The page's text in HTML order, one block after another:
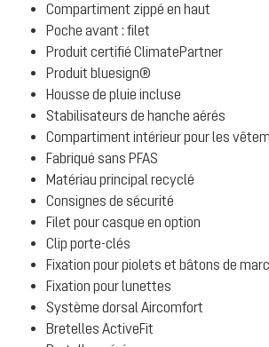
Compartiment zippé en haut
Poche avant : filet
Produit certifié ClimatePartner
Produit bluesign®
Housse de pluie incluse
Stabilisateurs de hanche aérés
Compartiment intérieur pour les
Fabriqué sans PFAS
Matériau principal recyclé
Consignes de sécurité
Filet pour casque en option
Clip porte-clés
Fixation pour piolets et bâtons de
Fixation pour lunettes
Système dorsal Aircomfort
Bretelles ActiveFit